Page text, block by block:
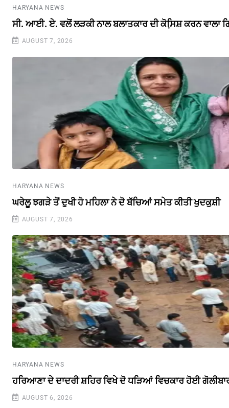
HARYANA NEWS
ਸੀ. ਆਈ. ਏ. ਵਲੋਂ ਲੜਕੀ ਨਾਲ ਬਲਾਤਕਾਰ ਦੀ ਕੋਸਿ਼ਸ਼ ਕਰਨ ਵਾਲਾ
AUGUST 7, 2026
HARYANA NEWS
ਘਰੇਲੂ ਝਗੜੇ ਤੋਂ ਦੁਖੀ ਹੋ ਮਹਿਲਾ ਨੇ ਦੋ ਬੱਚਿਆਂ ਸਮੇਤ ਕੀਤੀ ਖੁਦਕੁਸ਼ੀ
AUGUST 7, 2026
HARYANA NEWS
ਹਰਿਆਣਾ ਦੇ ਦਾਦਰੀ ਸ਼ਹਿਰ ਵਿਖੇ ਦੋ ਧੜਿਆਂ ਵਿਚਕਾਰ ਹੋਈ
AUGUST 6, 2026